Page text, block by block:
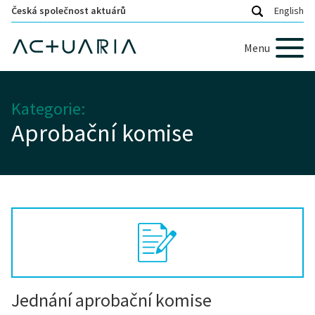
Česká společnost aktuárů English
Menu
Kategorie:
Aprobační komise
Jednání aprobační komise